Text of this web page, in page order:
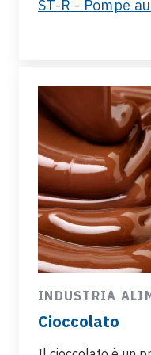
ST-R - Pompe
INDUSTRIA
Cioccolato